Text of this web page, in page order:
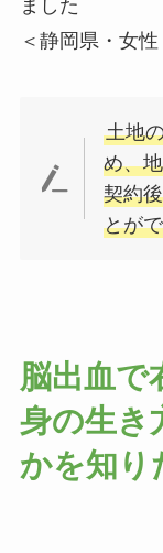
ました
＜静岡県・女性
土地
め、
契約
とが
脳出血で
身の生き
かを知り